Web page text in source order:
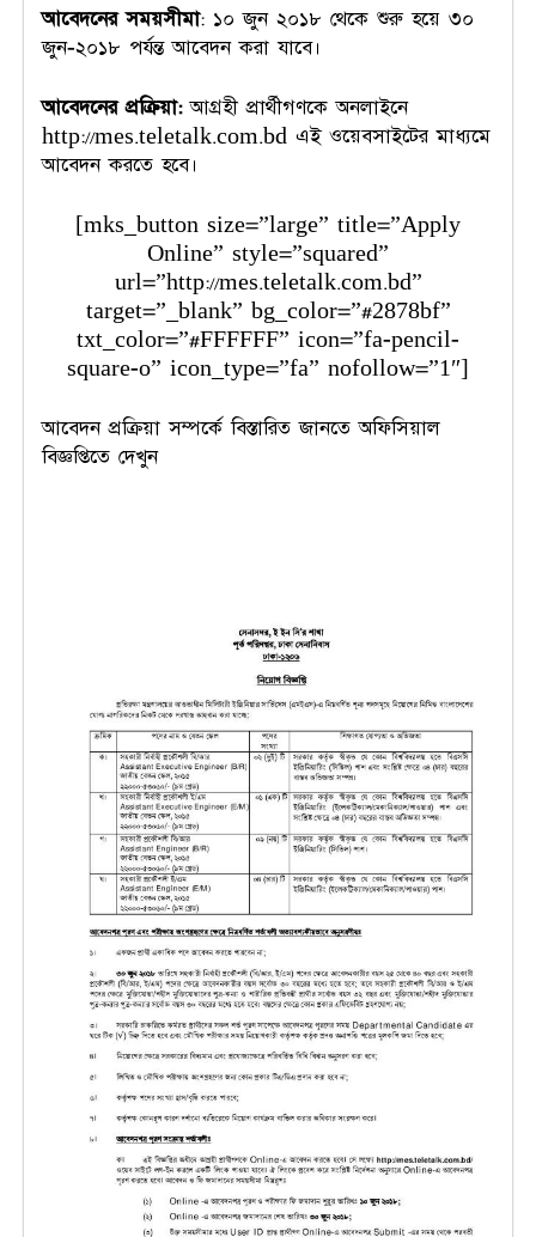
আবেদনের সময়সীমা: ১০ জুন ২০১৮ থেকে শুরু হয়ে ৩০
জুন-২০১৮ পর্যন্ত আবেদন করা যাবে।
আবেদনের প্রক্রিয়া:আগ্রহী প্রার্থীগণকে অনলাইনে
http://mes.teletalk.com.bd এই ওয়েবসাইটের মাধ্যমে
আবেদন করতে হবে।
[mks_button size=”large” title=”Apply
Online” style=”squared”
url=”http://mes.teletalk.com.bd”
target=”_blank” bg_color=”#2878bf”
txt_color=”#FFFFFF” icon=”fa-pencil-
square-o” icon_type=”fa” nofollow=”1″]
আবেদন প্রক্রিয়া সম্পর্কে বিস্তারিত জানতে অফিসিয়াল
বিজ্ঞপ্তিতে দেখুন